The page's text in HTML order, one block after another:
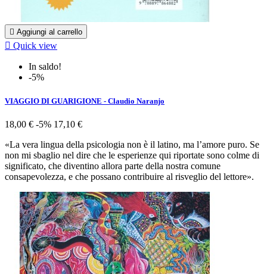
 Aggiungi al carrello
 Quick view
In saldo!
-5%
VIAGGIO DI GUARIGIONE - Claudio Naranjo
18,00 € -5% 17,10 €
«La vera lingua della psicologia non è il latino, ma l’amore puro. Se
non mi sbaglio nel dire che le esperienze qui riportate sono colme di
significato, che diventino allora parte della nostra comune
consapevolezza, e che possano contribuire al risveglio del lettore».